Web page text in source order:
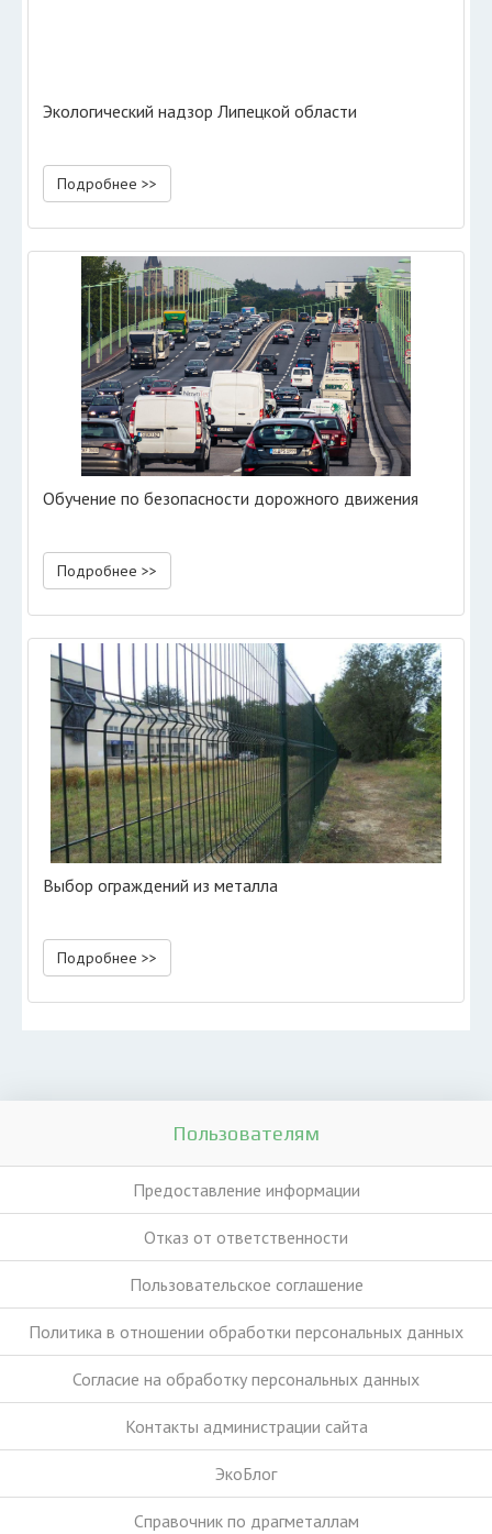
Экологический надзор Липецкой области
Подробнее >>
Обучение по безопасности дорожного движения
Подробнее >>
Выбор ограждений из металла
Подробнее >>
Пользователям
Предоставление информации
Отказ от ответственности
Пользовательское соглашение
Политика в отношении обработки персональных данных
Согласие на обработку персональных данных
Контакты администрации сайта
ЭкоБлог
Справочник по драгметаллам